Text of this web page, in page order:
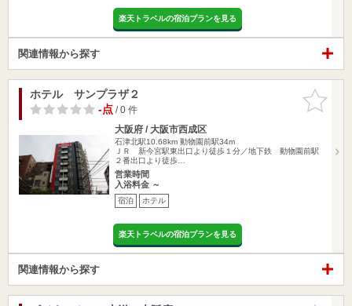
楽天トラベルの宿泊プランを見る
関連情報から探す
お気に入
りに追加
ホテル サンプラザ２
-点/ 0 件
大阪府 / 大阪市西成区
石津北駅10.68km 動物園前駅34m
ＪＲ 新今宮駅東出口より徒歩１分／地下鉄 動物園前駅
２番出口より徒歩…
営業時間
入浴料金 ～
宿泊 ホテル
楽天トラベルの宿泊プランを見る
関連情報から探す